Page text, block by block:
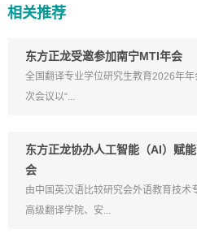
相关推荐
东方正龙受邀参加南宁MTI年会
全国翻译专业学位研究生教育2026年
次会议以“...
东方正龙协办人工智能（AI）赋
会
由中国英汉语比较研究会外语教育技术
高级翻译学院、安...